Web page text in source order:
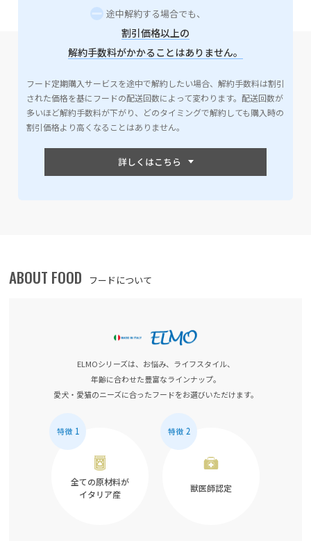
途中解約する場合でも、
割引価格以上の
解約手数料がかかることはありません。
フード定期購入サービスを途中で解約したい場合、解約手数料は割引
された価格を基にフードの配送回数によって変わります。配送回数が
多いほど解約手数料が下がり、どのタイミングで解約しても購入時の
割引価格より高くなることはありません。
ABOUT FOOD フードについて
ELMOシリーズは、お悩み、ライフスタイル、
年齢に合わせた豊富なラインナップ。
愛犬・愛猫のニーズに合ったフードをお選びいただけます。
全ての原材料が
イタリア産
獣医師認定